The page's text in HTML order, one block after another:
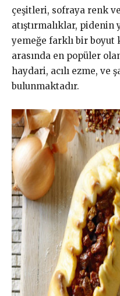
çeşitleri, sofraya renk
atıştırmalıklar, pidenin
yemeğe farklı bir boyut
arasında en popüler
haydari, acılı ezme, ve
bulunmaktadır.